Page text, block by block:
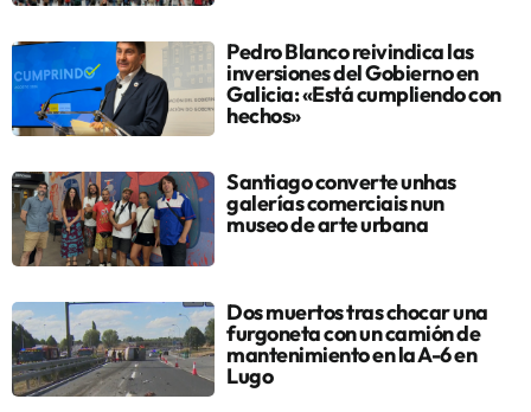
Pedro Blanco reivindica las
inversiones del Gobierno en
Galicia: «Está cumpliendo con
hechos»
Santiago converte unhas
galerías comerciais nun
museo de arte urbana
Dos muertos tras chocar una
furgoneta con un camión de
mantenimiento en la A-6 en
Lugo